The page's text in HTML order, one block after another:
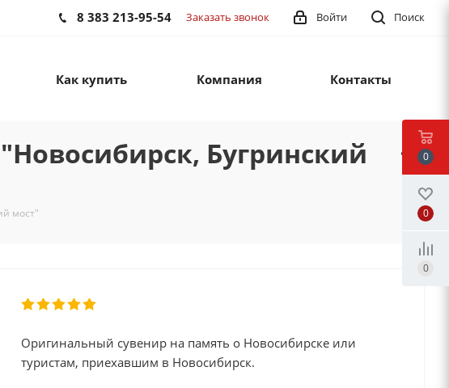
Поиск
Войти
8 383 213-95-54 Заказать звонок
Как купить Компания Контакты
Бугринский
мост"
Оригинальный сувенир на память о Новосибирске или
туристам, приехавшим в Новосибирск.
0
0
0